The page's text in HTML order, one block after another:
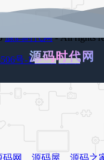
源码时代网- All rights
号-1百度地图 谷歌地图
源码时代网